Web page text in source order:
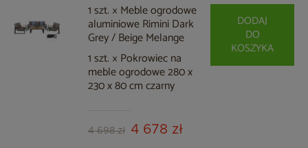
1 szt. × Meble ogrodowe
aluminiowe Rimini Dark
Grey / Beige Melange
1 szt. × Pokrowiec na
meble ogrodowe 280 x
230 x 80 cm czarny
4 698 zł 4 678 zł
DODAJ
DO
KOSZYKA